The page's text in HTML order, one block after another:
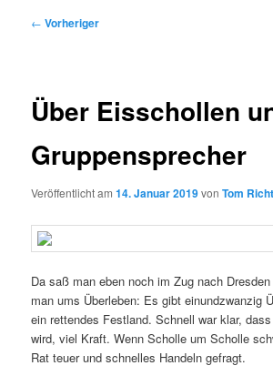
Beitragsnavigation
← Vorheriger
Über Eisschollen
Gruppensprecher
Veröffentlicht am14. Januar 2019vonTom
Da saß man eben noch im Zug nach
man ums Überleben: Es gibt einundzwanzig
ein rettendes Festland. Schnell war klar,
wird, viel Kraft. Wenn Scholle um Scholle
Rat teuer und schnelles Handeln gefragt.